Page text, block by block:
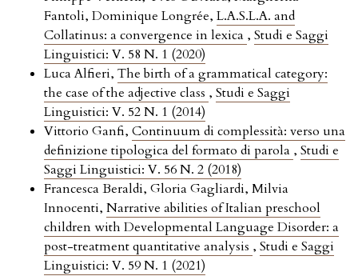
Fantoli, Dominique Longrée, L.A.S.L.A. and
Collatinus: a convergence in lexica , Studi e Saggi
Linguistici: V. 58 N. 1 (2020)
Luca Alfieri, The birth of a grammatical category:
the case of the adjective class , Studi e Saggi
Linguistici: V. 52 N. 1 (2014)
Vittorio Ganfi, Continuum di complessità: verso una
definizione tipologica del formato di parola , Studi e
Saggi Linguistici: V. 56 N. 2 (2018)
Francesca Beraldi, Gloria Gagliardi, Milvia
Innocenti, Narrative abilities of Italian preschool
children with Developmental Language Disorder: a
post-treatment quantitative analysis , Studi e Saggi
Linguistici: V. 59 N. 1 (2021)